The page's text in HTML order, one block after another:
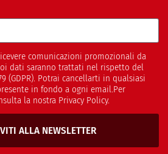
comunicazioni promozionali da
dati saranno trattati nel rispetto del
(GDPR). Potrai cancellarti in qualsiasi
in fondo a ogni email.Per
la nostra Privacy Policy.
ALLA NEWSLETTER